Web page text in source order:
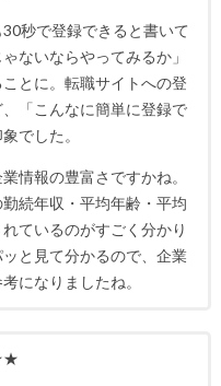
秒で登録できると書いて
ないならやってみるか」
とに。転職サイトへの登
「こんなに簡単に登録で
でした。
情報の豊富さですかね。
続年収・平均年齢・平均
ているのがすごく分かり
と見て分かるので、企業
になりましたね。